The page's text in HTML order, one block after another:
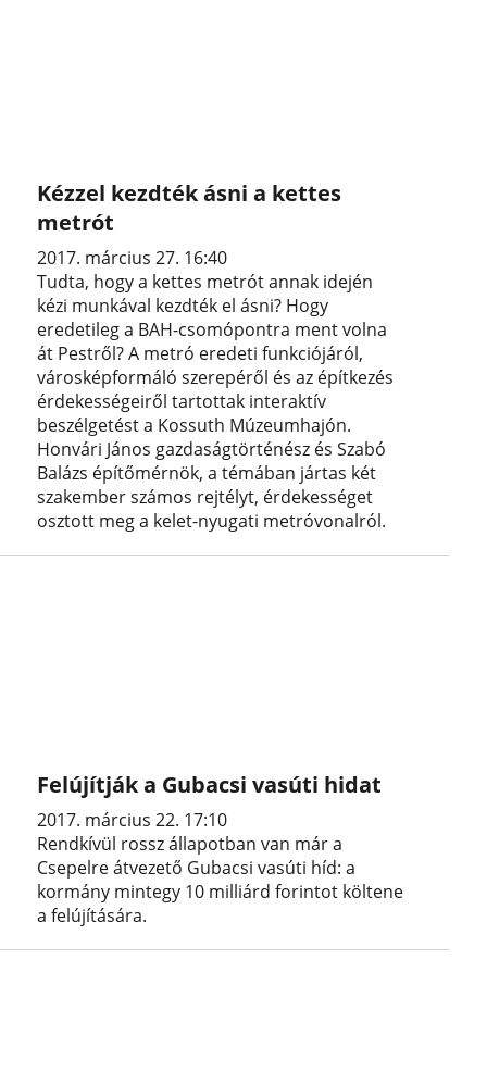
Kézzel kezdték ásni a kettes
metrót
2017. március 27. 16:40
Tudta, hogy a kettes metrót annak idején
kézi munkával kezdték el ásni? Hogy
eredetileg a BAH-csomópontra ment volna
át Pestről? A metró eredeti funkciójáról,
városképformáló szerepéről és az építkezés
érdekességeiről tartottak interaktív
beszélgetést a Kossuth Múzeumhajón.
Honvári János gazdaságtörténész és Szabó
Balázs építőmérnök, a témában jártas két
szakember számos rejtélyt, érdekességet
osztott meg a kelet-nyugati metróvonalról.
Felújítják a Gubacsi vasúti hidat
2017. március 22. 17:10
Rendkívül rossz állapotban van már a
Csepelre átvezető Gubacsi vasúti híd: a
kormány mintegy 10 milliárd forintot költene
a felújítására.